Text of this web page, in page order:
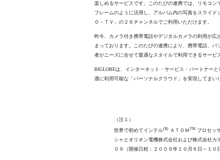
楽しめるサービスです。このたびの連携では、リモコン
フレームのように活用し、アルバム内の写真をスライ
Ｏ－ＴＶ」の２６チャンネルでご利用いただけます。
昨今、カメラ付き携帯電話やデジタルカメラの利用が
まっております。このたびの連携により、携帯電話、
者がニーズに合せて最適なスタイルで利用できるサービ
BIGLOBEは、インターネット・サービス・パートナー
適に利用可能な「パーソナルクラウド」を実現してまい
（注１）
世界で初めてインテル(R) ＡＴＯＭTM プロセッ
シャとオリオン電機株式会社および株式会社
０９（開催日程：２００９年１０月６日～１０